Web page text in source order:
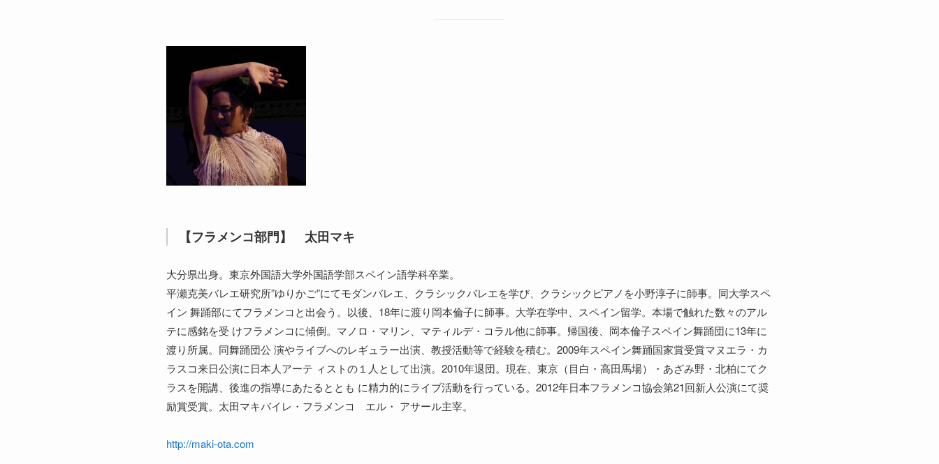
【フラメンコ部門】 太田マキ
大分県出身。東京外国語大学外国語学部スペイン語学科卒業。
平瀬克美バレエ研究所”ゆりかご”にてモダンバレエ、クラシックバレエを学び、クラシックピアノを小野淳子に師事。同大学スペ
イン 舞踊部にてフラメンコと出会う。以後、18年に渡り岡本倫子に師事。大学在学中、スペイン留学。本場で触れた数々のアル
テに感銘を受 けフラメンコに傾倒。マノロ・マリン、マティルデ・コラル他に師事。帰国後、岡本倫子スペイン舞踊団に13年に
渡り所属。同舞踊団公 演やライブへのレギュラー出演、教授活動等で経験を積む。2009年スペイン舞踊国家賞受賞マヌエラ・カ
ラスコ来日公演に日本人アーテ ィストの１人として出演。2010年退団。現在、東京（目白・高田馬場）・あざみ野・北柏にてク
ラスを開講、後進の指導にあたるととも に精力的にライブ活動を行っている。2012年日本フラメンコ協会第21回新人公演にて奨
励賞受賞。太田マキバイレ・フラメンコ エル・ アサール主宰。
http://maki-ota.com